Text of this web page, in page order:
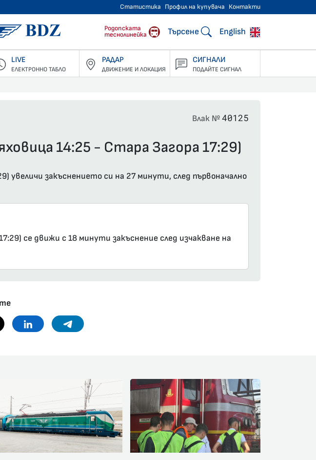
Статистика Профил на купувача Контакти
БДЖ - Пътнически превози
Родопската
теснолинейка
Търсене English
LIVE
ЕЛЕКТРОННО ТАБЛО
РАДАР
ДВИЖЕНИЕ И ЛОКАЦИЯ
СИГНАЛИ
ПОДАЙТЕ СИГНАЛ
Влак №40125
14:25 - Стара Загора 17:29)
увеличи закъснението си на 27 минути, след първоначално
се движи с 18 минути закъснение след изчакване на
Linkedin Telegram